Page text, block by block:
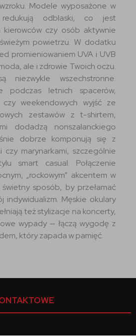
Modele wyposażone w
redukują odblaski, co jest
czy osób aktywnie
powietrzu. W dodatku
promieniowaniem UVA i UVB
ale i zdrowie Twoich oczu.
niezwykle wszechstronne.
podczas letnich spacerów,
weekendowych wyjść ze
zestawów z t-shirtem,
dodadzą nonszalanckiego
dobrze komponują się z
czy marynarkami, szczególnie
smart casual. Połączenie
„rockowym” akcentem w
sposób, by przełamać
indywidualizm. Męskie okulary
też stylizacje na koncerty,
wypady — łączą wygodę z
który zapada w pamięć.